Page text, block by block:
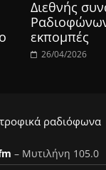
Διεθνής
εκπομπές
26/04/2026
ραδιόφωνα
– Μυτιλήνη 105.0